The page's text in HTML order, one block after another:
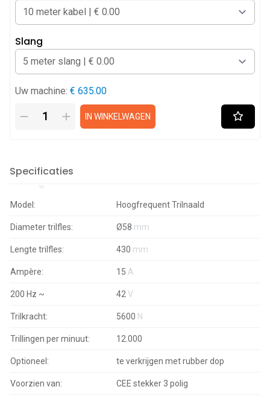
Slang
Uw machine: € 635.00
IN WINKELWAGEN
Specificaties
Model: Hoogfrequent Trilnaald
Diameter trilfles: Ø58 mm
Lengte trilfles: 430 mm
Ampère: 15 A
200 Hz ~ 42 V
Trilkracht: 5600 N
Trillingen per minuut: 12.000
Optioneel: te verkrijgen met rubber dop
Voorzien van: CEE stekker 3 polig